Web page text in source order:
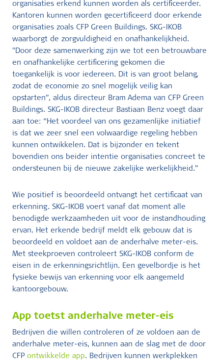
organisaties erkend kunnen worden als certificeerder.
Kantoren kunnen worden gecertificeerd door erkende
organisaties zoals CFP Green Buildings. SKG-IKOB
waarborgt de zorgvuldigheid en onafhankelijkheid.
"Door deze samenwerking zijn we tot een betrouwbare
en onafhankelijke certificering gekomen die
toegankelijk is voor iedereen. Dit is van groot belang,
zodat de economie zo snel mogelijk veilig kan
opstarten”, aldus directeur Bram Adema van CFP Green
Buildings. SKG-IKOB directeur Bastiaan Benz voegt daar
aan toe: “Het voordeel van ons gezamenlijke initiatief
is dat we zeer snel een volwaardige regeling hebben
kunnen ontwikkelen. Dat is bijzonder en tekent
bovendien ons beider intentie organisaties concreet te
ondersteunen bij de nieuwe zakelijke werkelijkheid.”
Wie positief is beoordeeld ontvangt het certificaat van
erkenning. SKG-IKOB voert vanaf dat moment alle
benodigde werkzaamheden uit voor de instandhouding
ervan. Het erkende bedrijf meldt elk gebouw dat is
beoordeeld en voldoet aan de anderhalve meter-eis.
Met steekproeven controleert SKG-IKOB conform de
eisen in de erkenningsrichtlijn. Een gevelbordje is het
fysieke bewijs van erkenning voor elk aangemeld
kantoorgebouw.
App toetst anderhalve meter-eis
Bedrijven die willen controleren of ze voldoen aan de
anderhalve meter-eis, kunnen aan de slag met de door
CFP ontwikkelde app. Bedrijven kunnen werkplekken